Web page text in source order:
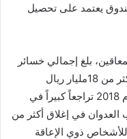
يعتمد على تحصيل
بلغ إجمالي خسائر
صندوق المعاقين خلال سنوات العدوان أكثر من 18مليار ريال
وتراجعت إيراداته منذ 2015م وشهدت عام 2018 تراجعاً كبيراً في
بالمائة، وتسبب العدوان في إغلاق أكثر من
ذوي الإعاقة